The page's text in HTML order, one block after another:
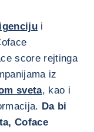
i
score rejtinga
iz
sveta, kao i
Da bi
Coface